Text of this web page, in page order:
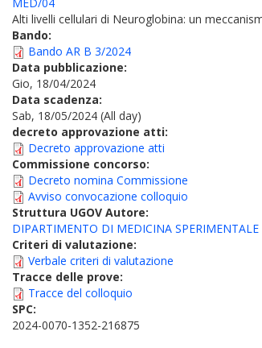
Alti livelli cellulari di Neuroglobina: un
Bando:
Bando AR B 3/2024
Data pubblicazione:
Gio, 18/04/2024
Data scadenza:
Sab, 18/05/2024 (All day)
decreto approvazione atti:
Decreto approvazione atti
Commissione concorso:
Decreto nomina Commissione
Avviso convocazione colloquio
Struttura UGOV Autore:
DIPARTIMENTO DI MEDICINA SPERIMENTALE
Criteri di valutazione:
Verbale criteri di valutazione
Tracce delle prove:
Tracce del colloquio
SPC:
2024-0070-1352-216875